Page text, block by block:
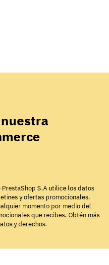
S.A utilice los datos
y ofertas promocionales.
momento por medio del
que recibes. Obtén más
y derechos.